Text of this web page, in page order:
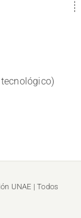
UNAE | Todos